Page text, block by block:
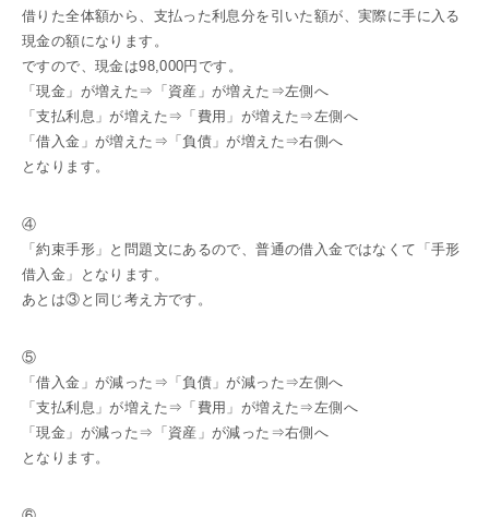
借りた全体額から、支払った利息分を引いた額が、実際に手に入る
現金の額になります。
ですので、現金は98,000円です。
「現金」が増えた⇒「資産」が増えた⇒左側へ
「支払利息」が増えた⇒「費用」が増えた⇒左側へ
「借入金」が増えた⇒「負債」が増えた⇒右側へ
となります。
④
「約束手形」と問題文にあるので、普通の借入金ではなくて「手形
借入金」となります。
あとは③と同じ考え方です。
⑤
「借入金」が減った⇒「負債」が減った⇒左側へ
「支払利息」が増えた⇒「費用」が増えた⇒左側へ
「現金」が減った⇒「資産」が減った⇒右側へ
となります。